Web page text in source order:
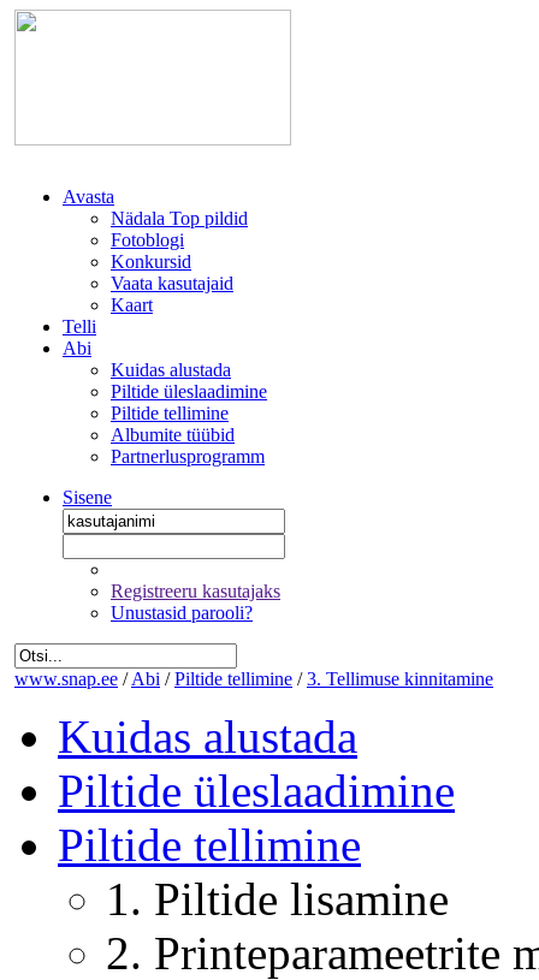
Avasta
Nädala Top pildid
Fotoblogi
Konkursid
Vaata kasutajaid
Kaart
Telli
Abi
Kuidas alustada
Piltide üleslaadimine
Piltide tellimine
Albumite tüübid
Partnerlusprogramm
Sisene
Registreeru kasutajaks
Unustasid parooli?
www.snap.ee / Abi / Piltide tellimine / 3. Tellimuse kinnitamine
Kuidas alustada
Piltide üleslaadimine
Piltide tellimine
1. Piltide lisamine
2. Printeparameetrite